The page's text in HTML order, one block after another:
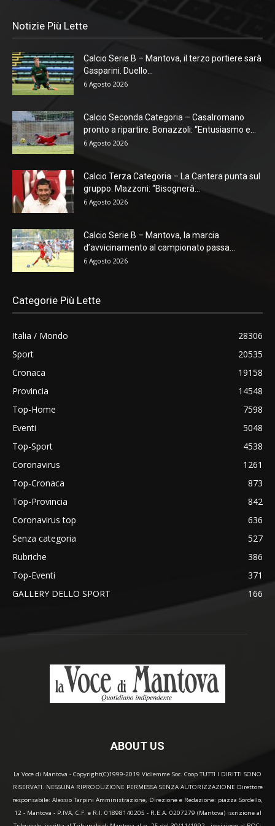
Notizie Più Lette
Calcio Serie B – Mantova, il terzo portiere sarà
Gasparini. Duello...
6 Agosto 2026
Calcio Seconda Categoria – Casalromano
pronto a ripartire. Bonazzoli: “Entusiasmo e...
6 Agosto 2026
Calcio Terza Categoria – La Cantera punta sul
gruppo. Mazzoni: “Bisognerà...
6 Agosto 2026
Calcio Serie B – Mantova, la marcia
d’avvicinamento al campionato passa...
6 Agosto 2026
Categorie Più Lette
Italia / Mondo
28306
Sport
20535
Cronaca
19158
Provincia
14548
Top-Home
7598
Eventi
5048
Top-Sport
4538
Coronavirus
1261
Top-Cronaca
873
Top-Provincia
842
Coronavirus top
636
Senza categoria
527
Rubriche
386
Top-Eventi
371
GALLERY DELLO SPORT
166
ABOUT US
La Voce di Mantova - Copyright(C)1999-2019 Vidiemme Soc. Coop TUTTI I DIRITTI SONO
RISERVATI. NESSUNA RIPRODUZIONE PERMESSA SENZA AUTORIZZAZIONE Direttore
responsabile: Alessio Tarpini Amministrazione, Direzione e Redazione: piazza Sordello,
12 - Mantova - P.IVA, C.F. e R.I. 01898140205 - R.E.A. 0207279 (Mantova) iscrizione al